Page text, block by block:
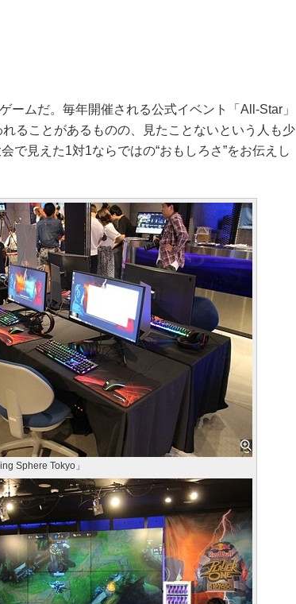
ムだ。毎年開催される公式イベント「All-Star」
ることがあるものの、見たことないという人も少
で見えた1対1ならではの“おもしろさ”をお伝えし
Sphere Tokyo」